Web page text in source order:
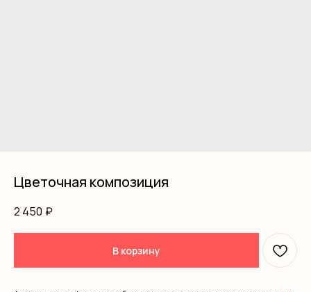
Цветочная композиция
2 450 ₽
В корзину